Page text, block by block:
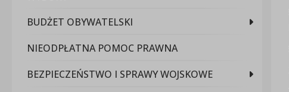
BUDŻET OBYWATELSKI
NIEODPŁATNA POMOC PRAWNA
BEZPIECZEŃSTWO I SPRAWY WOJSKOWE